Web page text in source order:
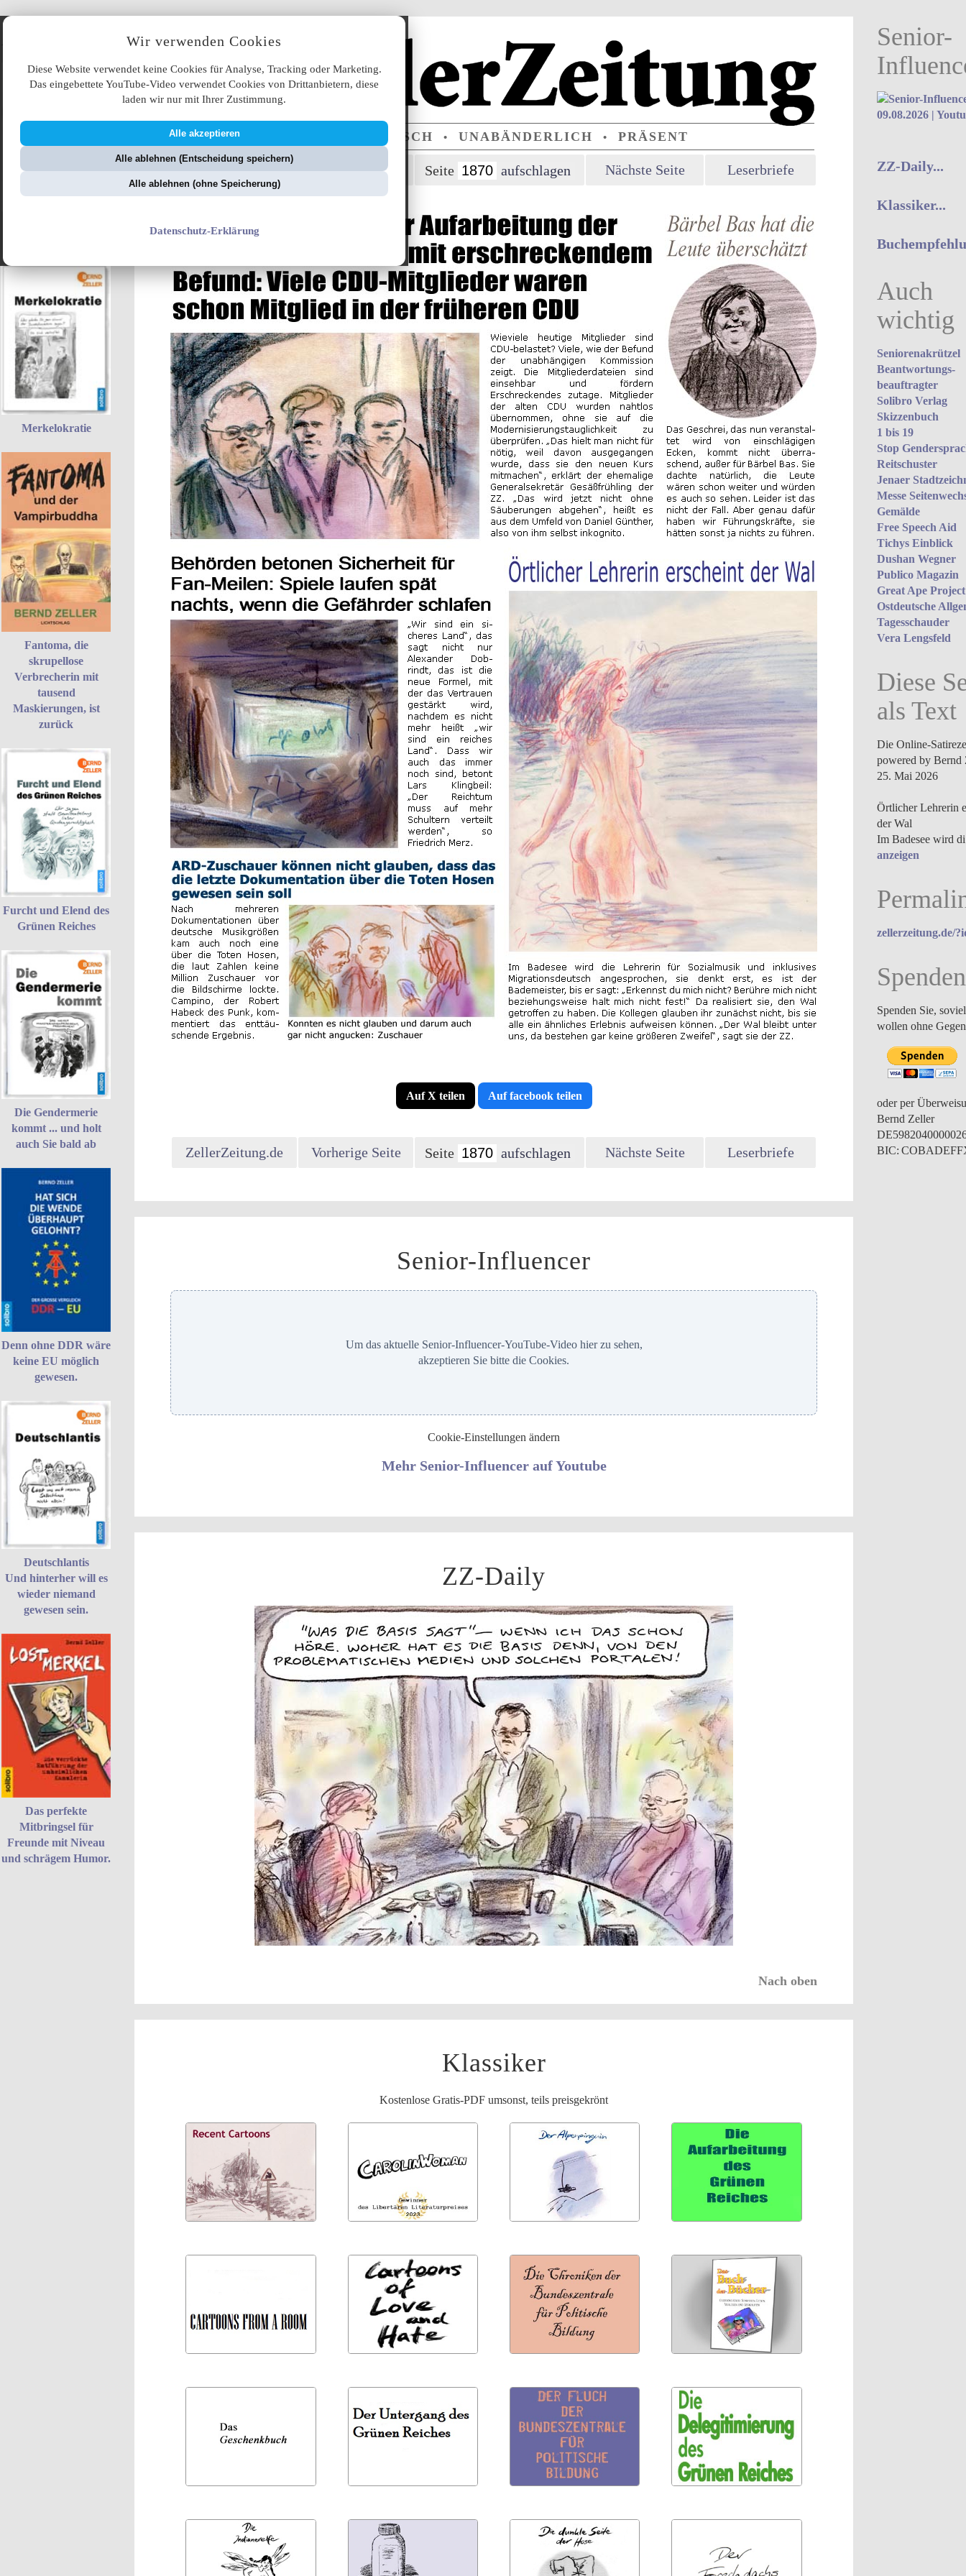
Wir verwenden Cookies
Diese Website verwendet keine Cookies für Analyse, Tracking oder Marketing.
Das eingebettete YouTube-Video verwendet Cookies von Drittanbietern, diese
laden wir nur mit Ihrer Zustimmung.
Alle akzeptieren
Alle ablehnen (Entscheidung speichern)
Alle ablehnen (ohne Speicherung)
Datenschutz-Erklärung
Angebote
Merkelokratie
Fantoma, die
skrupellose
Verbrecherin mit
tausend
Maskierungen, ist
zurück
Furcht und Elend des
Grünen Reiches
Die Gendermerie
kommt ... und holt
auch Sie bald ab
Denn ohne DDR wäre
keine EU möglich
gewesen.
Deutschlantis
Und hinterher will es
wieder niemand
gewesen sein.
Das perfekte
Mitbringsel für
Freunde mit Niveau
und schrägem Humor.
ÜBERPARTEIISCH • UNABÄNDERLICH • PRÄSENT
Vorherige Seite Seite Nächste Seite Leserbriefe
Auf X teilen Auf facebook teilen
ZellerZeitung.de Vorherige Seite Seite Nächste Seite Leserbriefe
Senior-Influencer
Um das aktuelle Senior-Influencer-YouTube-Video hier zu sehen,
akzeptieren Sie bitte die Cookies.
Cookie-Einstellungen ändern
Mehr Senior-Influencer auf Youtube
ZZ-Daily
Nach oben
Klassiker
Kostenlose Gratis-PDF umsonst, teils preisgekrönt
Senior-
09.08.2026 |
ZZ-Daily...
Klassiker...
Auch
wichtig
Seniorenakrützel
Beantwortungs­
beauftragter
Solibro Verlag
Skizzenbuch
1 bis 19
Stop
Reitschuster
Jenaer
Messe
Gemälde
Free Speech Aid
Tichys Einblick
Dushan Wegner
Publico Magazin
Great Ape Project
Ostdeutsche
Tagesschauder
Vera Lengsfeld
Diese
als Text
Die Online-
powered by Bernd
25. Mai 2026
Örtlicher Lehrerin
der Wal
Im Badesee wird
anzeigen
zellerzeitung.de/
Spenden
Spenden Sie,
wollen ohne
oder per
Bernd Zeller
BIC: